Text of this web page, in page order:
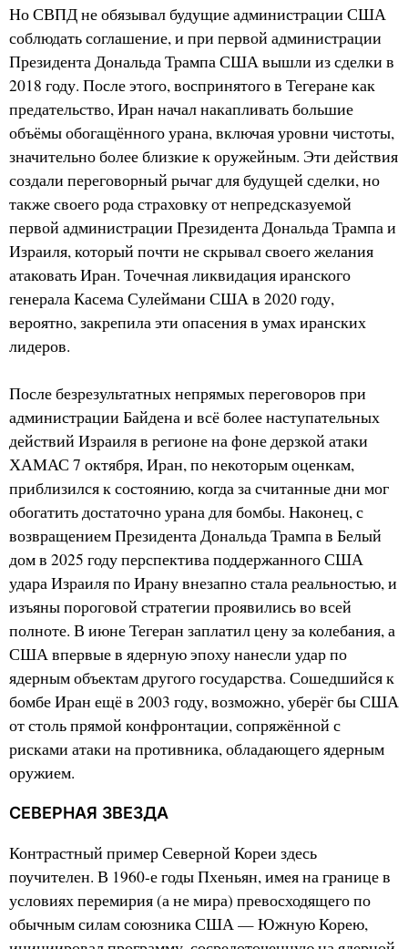
Но СВПД не обязывал будущие администрации США
соблюдать соглашение, и при первой администрации
Президента Дональда Трампа США вышли из сделки в
2018 году. После этого, воспринятого в Тегеране как
предательство, Иран начал накапливать большие
объёмы обогащённого урана, включая уровни чистоты,
значительно более близкие к оружейным. Эти действия
создали переговорный рычаг для будущей сделки, но
также своего рода страховку от непредсказуемой
первой администрации Президента Дональда Трампа и
Израиля, который почти не скрывал своего желания
атаковать Иран. Точечная ликвидация иранского
генерала Касема Сулеймани США в 2020 году,
вероятно, закрепила эти опасения в умах иранских
лидеров.
После безрезультатных непрямых переговоров при
администрации Байдена и всё более наступательных
действий Израиля в регионе на фоне дерзкой атаки
ХАМАС 7 октября, Иран, по некоторым оценкам,
приблизился к состоянию, когда за считанные дни мог
обогатить достаточно урана для бомбы. Наконец, с
возвращением Президента Дональда Трампа в Белый
дом в 2025 году перспектива поддержанного США
удара Израиля по Ирану внезапно стала реальностью, и
изъяны пороговой стратегии проявились во всей
полноте. В июне Тегеран заплатил цену за колебания, а
США впервые в ядерную эпоху нанесли удар по
ядерным объектам другого государства. Сошедшийся к
бомбе Иран ещё в 2003 году, возможно, уберёг бы США
от столь прямой конфронтации, сопряжённой с
рисками атаки на противника, обладающего ядерным
оружием.
СЕВЕРНАЯ ЗВЕЗДА
Контрастный пример Северной Кореи здесь
поучителен. В 1960-е годы Пхеньян, имея на границе в
условиях перемирия (а не мира) превосходящего по
обычным силам союзника США — Южную Корею,